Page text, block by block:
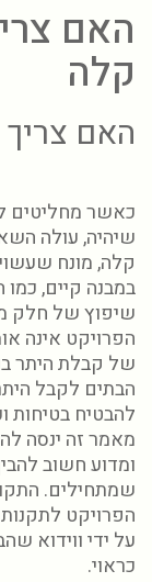
האם
קלה
האם צריך
כאשר מחליטים
שיהיה, עולה
קלה, מונח
במבנה קיים, כמו
שיפוץ של חלק
הפרויקט אינה
של קבלת היתר
הבתים לקבל
להבטיח בטיחות
מאמר זה ינסה
ומדוע חשוב
שמתחילים.
הפרויקט
על ידי ווידוא
כראוי.